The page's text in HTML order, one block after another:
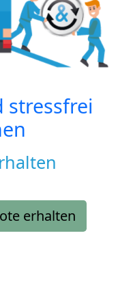
stressfrei
erhalten